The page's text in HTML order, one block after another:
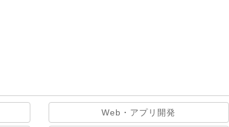
Web・アプリ開発